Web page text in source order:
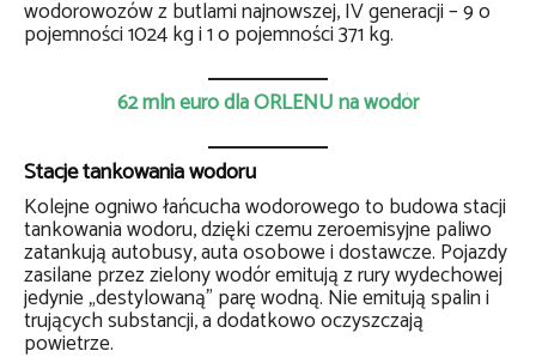
wodorowozów z butlami najnowszej, IV generacji – 9 o
pojemności 1024 kg i 1 o pojemności 371 kg.
62 mln euro dla ORLENU na wodór
Stacje tankowania wodoru
Kolejne ogniwo łańcucha wodorowego to budowa stacji
tankowania wodoru, dzięki czemu zeroemisyjne paliwo
zatankują autobusy, auta osobowe i dostawcze. Pojazdy
zasilane przez zielony wodór emitują z rury wydechowej
jedynie „destylowaną” parę wodną. Nie emitują spalin i
trujących substancji, a dodatkowo oczyszczają
powietrze.